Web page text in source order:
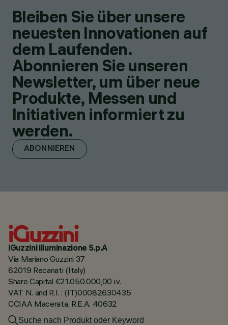
Bleiben Sie über unsere
neuesten Innovationen auf
dem Laufenden.
Abonnieren Sie unseren
Newsletter, um über neue
Produkte, Messen und
Initiativen informiert zu
werden.
ABONNIEREN
iGuzzini illuminazione S.p.A
Via Mariano Guzzini 37
62019 Recanati (Italy)
Share Capital €21.050.000,00 i.v.
VAT N. and R.I. : (IT)00082630435
CCIAA Macerata, R.E.A. 40632